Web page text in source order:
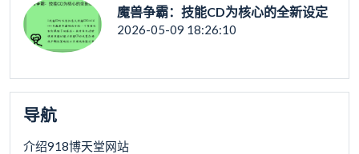
魔兽争霸：技能CD为核心的全新设定
2026-05-09 18:26:10
导航
介绍918博天堂网站